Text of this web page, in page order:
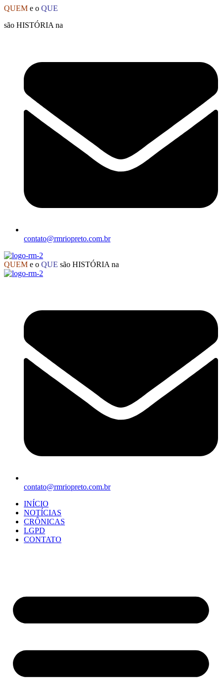
Ir
o
QUEM e o QUE
são HISTÓRIA na
contato@rmriopreto.com.br
QUEM e o QUE são HISTÓRIA na
contato@rmriopreto.com.br
INÍCIO
NOTÍCIAS
CRÔNICAS
LGPD
CONTATO